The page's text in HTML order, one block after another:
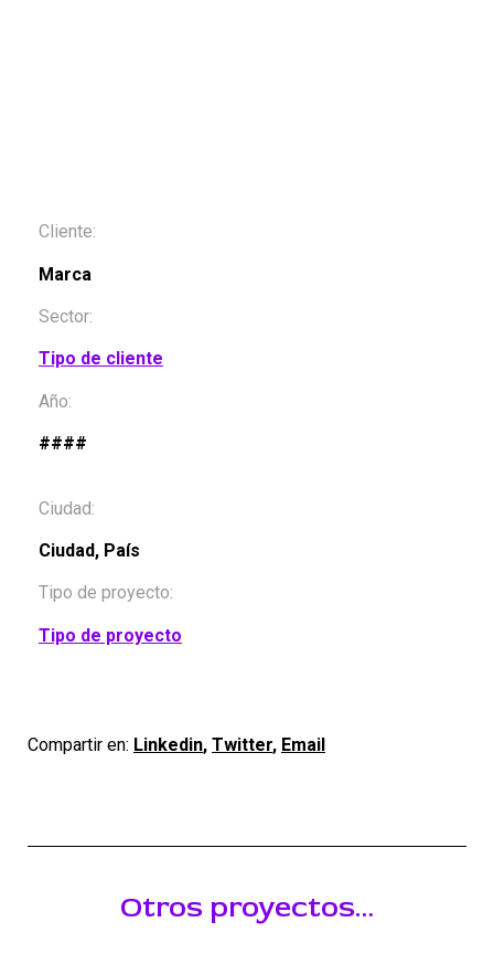
Cliente:
Marca
Sector:
Tipo de cliente
Año:
####
Ciudad:
Ciudad, País
Tipo de proyecto:
Tipo de proyecto
Compartir en: Linkedin, Twitter, Email
Otros proyectos…